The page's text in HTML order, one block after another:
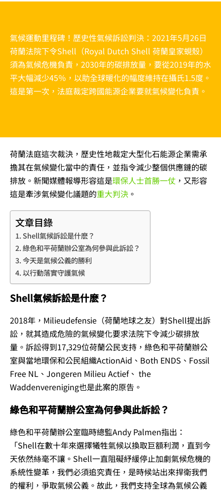
氣候運動里程碑！歷史性氣候訴訟判決：2021年5月26日
荷蘭法院下令Shell（Royal Dutch Shell 荷蘭皇家蜆殼）
須為氣候危機負責，2030年的碳排放量，要從2019年的水
平大幅減少45％，以助全球暖化的幅度維持在攝氏1.5度。
這是第一次，法庭裁定跨國能源企業要就氣候變化負責。
荷蘭法庭這次裁決，歷史性地裁定大型化石能源企業需承
擔其在氣候變化當中的責任，並指令減少整個供應鏈的碳
排放。新聞媒體報導形容這是環保人士首勝一仗 ，又形容
這是牽涉氣候變化議題的重大判決 。
文章目錄
Shell氣候訴訟是什麽？
綠色和平荷蘭辦公室為何參與此訴訟？
今天是氣候公義的勝利
以行動落實守護氣候
Shell氣候訴訟是什麽？
2018年，Milieudefensie（荷蘭地球之友）對Shell提出訴
訟，就其造成危險的氣候變化要求法院下令減少碳排放
量。訴訟得到17,329位荷蘭公民支持，綠色和平荷蘭辦公
室與當地環保和公民組織ActionAid、Both ENDS、Fossil
Free NL、Jongeren Milieu Actief、 the
Waddenvereniging也是此案的原告。
綠色和平荷蘭辦公室為何參與此訴訟？
綠色和平荷蘭辦公室臨時總監Andy Palmen指出：
「Shell在數十年來選擇犧牲氣候以換取巨額利潤，直到今
天依然絲毫不讓。Shell一直阻礙紓緩停止加劇氣候危機的
系統性變革，我們必須追究責任，是時候站出來捍衛我們
的權利，爭取氣候公義。故此，我們支持全球為氣候公義